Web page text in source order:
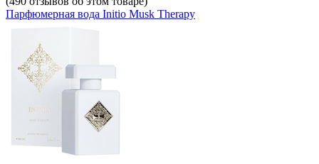
Парфюмерная вода Initio Musk Therapy